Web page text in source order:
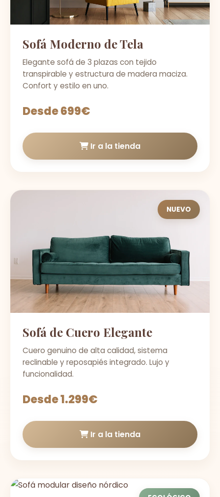
Sofá Moderno de Tela
Elegante sofá de 3 plazas con tejido
transpirable y estructura de madera maciza.
Confort y estilo en uno.
Desde 699€
Ir a la tienda
NUEVO
Sofá de Cuero Elegante
Cuero genuino de alta calidad, sistema
reclinable y reposapiés integrado. Lujo y
funcionalidad.
Desde 1.299€
Ir a la tienda